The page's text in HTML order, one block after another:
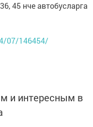
45 нче автобусларга
07/146454/
и интересным в